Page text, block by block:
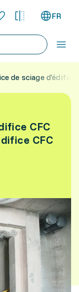
FR
de sciage d'édifice
CFC
CFC